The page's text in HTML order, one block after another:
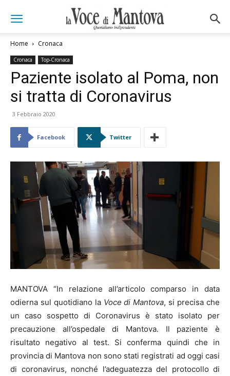
Home Cronaca
Cronaca Top-Cronaca
Paziente isolato al Poma, non
si tratta di Coronavirus
3 Febbraio 2020
Facebook Twitter
MANTOVA “In relazione all’articolo comparso in data
odierna sul quotidiano la Voce di Mantova, si precisa che
un caso sospetto di Coronavirus è stato isolato per
precauzione all’ospedale di Mantova. Il paziente è
risultato negativo al test. Si conferma quindi che in
provincia di Mantova non sono stati registrati ad oggi casi
di coronavirus, nonché l’adeguatezza del protocollo di